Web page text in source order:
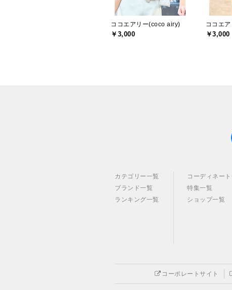
ココエアリー(coco airy)
￥3,000
ココエ
￥3,000
カテゴリー一覧
ブランド一覧
ランキング一覧
コーディネー
特集一覧
ショップ一覧
コーポレートサイト